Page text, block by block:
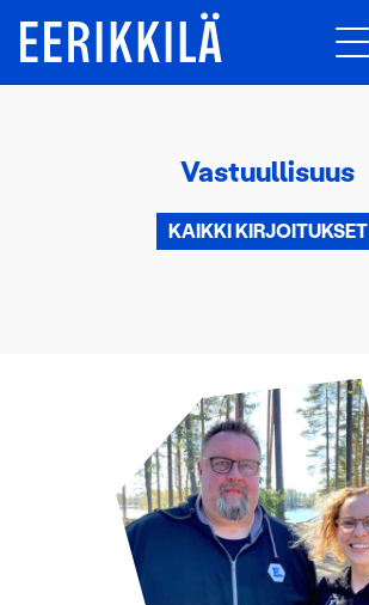
Vastuullisuus
KAIKKI KIRJOITUKSET